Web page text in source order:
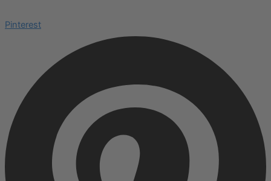
Pinterest